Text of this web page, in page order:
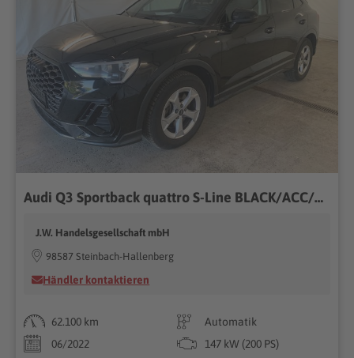
Audi Q3 Sportback quattro S-Line BLACK/ACC/KAMERA
J.W. Handelsgesellschaft mbH
98587 Steinbach-Hallenberg
Händler kontaktieren
62.100 km
Automatik
06/2022
147 kW (200 PS)